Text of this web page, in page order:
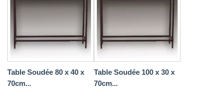
Table Soudée 80 x 40 x
70cm...
Table Soudée 100 x 30 x
70cm...